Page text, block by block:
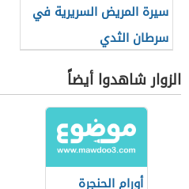
سيرة المريض السريرية في
سرطان الثدي
الزوار شاهدوا أيضاً
أورام الحنجرة